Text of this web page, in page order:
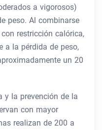
a vigorosos)
peso. Al combinarse
restricción calórica,
a la pérdida de peso,
un 20
y la prevención de la
con mayor
realizan de 200 a